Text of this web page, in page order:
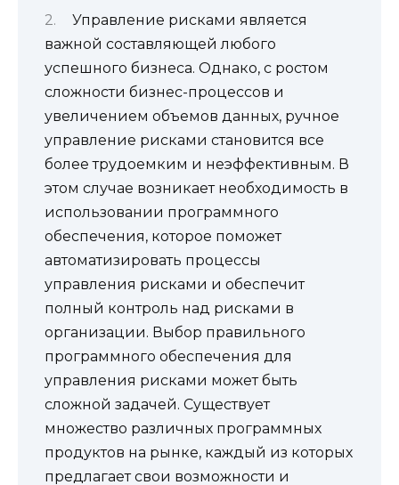
Управление рисками является
важной составляющей любого
успешного бизнеса. Однако, с ростом
сложности бизнес-процессов и
увеличением объемов данных, ручное
управление рисками становится все
более трудоемким и неэффективным. В
этом случае возникает необходимость в
использовании программного
обеспечения, которое поможет
автоматизировать процессы
управления рисками и обеспечит
полный контроль над рисками в
организации. Выбор правильного
программного обеспечения для
управления рисками может быть
сложной задачей. Существует
множество различных программных
продуктов на рынке, каждый из которых
предлагает свои возможности и